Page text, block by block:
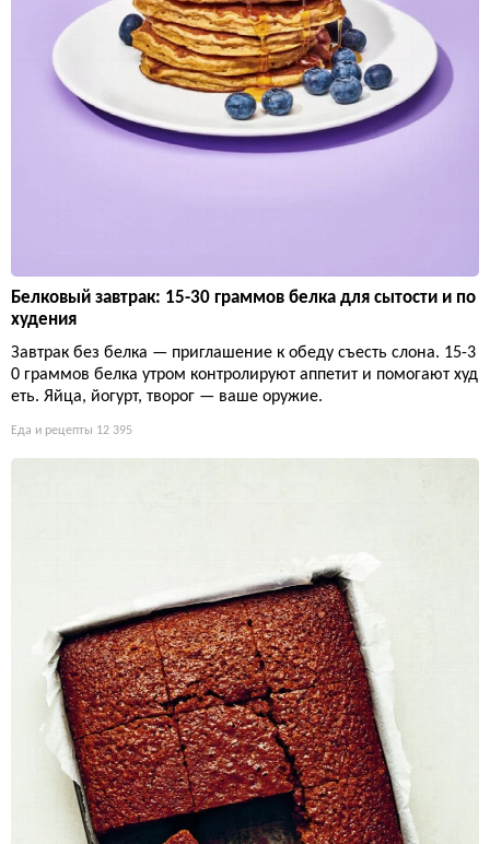
Белковый завтрак: 15-30 граммов белка для сытости и по
худения
Завтрак без белка — приглашение к обеду съесть слона. 15-3
0 граммов белка утром контролируют аппетит и помогают худ
еть. Яйца, йогурт, творог — ваше оружие.
Еда и рецепты 12 395